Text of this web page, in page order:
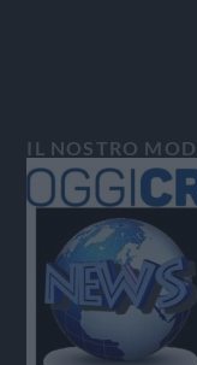
IL NOSTRO